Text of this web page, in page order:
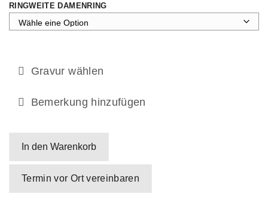
RINGWEITE DAMENRING
Gravur wählen
Bemerkung hinzufügen
In den Warenkorb
Termin vor Ort vereinbaren